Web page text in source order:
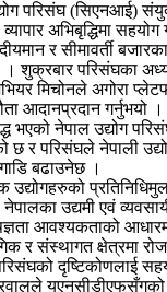
परिसंघ (सिएनआई)
अभिबृद्धिमा
र सीमावर्ती
। शुक्रबार परिसंघका
मिचोनले अगोरा
आदानप्रदान गर्नुभयो ।
भएको नेपाल उद्योग
छ र परिसंघले नेपाली
बढाउनेछ ।
उद्योगहरुको
नेपालका उद्यमी एवं
आवश्यकताको
र संस्थागत क्षेत्रमा
दृष्टिकोणलाई
युएनसीडीएफसँगको